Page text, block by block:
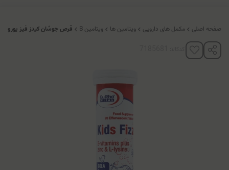
صفحه اصلی مکمل های دارویی ویتامین ها ویتامین B قرص جوشان کیدز فیز